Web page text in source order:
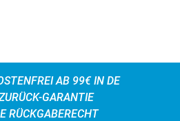
AB 99€ IN DE
GARANTIE
RÜCKGABERECHT